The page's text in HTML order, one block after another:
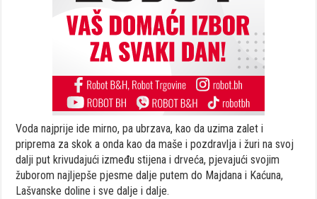
Voda najprije ide mirno, pa ubrzava, kao da uzima zalet i
priprema za skok a onda kao da maše i pozdravlja i žuri na svoj
dalji put krivudajući između stijena i drveća, pjevajući svojim
žuborom najljepše pjesme dalje putem do Majdana i Kaćuna,
Lašvanske doline i sve dalje i dalje.